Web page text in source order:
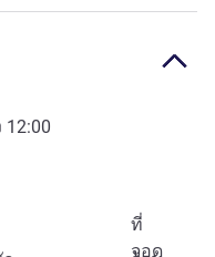
12:00
ที่
จอด